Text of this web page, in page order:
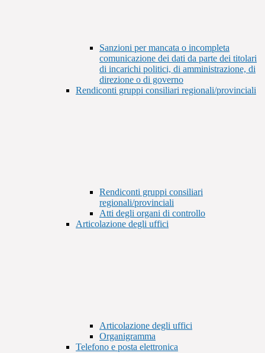
Sanzioni per mancata o incompleta
comunicazione dei dati da parte dei titolari
di incarichi politici, di amministrazione, di
direzione o di governo
Rendiconti gruppi consiliari regionali/provinciali
Rendiconti gruppi consiliari
regionali/provinciali
Atti degli organi di controllo
Articolazione degli uffici
Articolazione degli uffici
Organigramma
Telefono e posta elettronica